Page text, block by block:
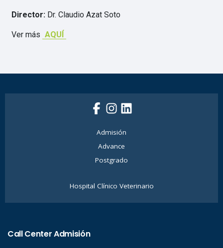
Director: Dr. Claudio Azat Soto
Ver más AQUÍ